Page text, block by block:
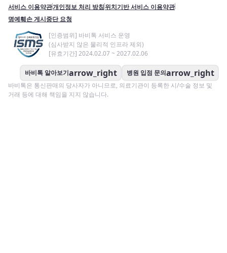
서비스 이용약관개인정보 처리 방침위치기반 서비스 이용약관
명예훼손 게시중단 요청
[인증범위] 바비톡 서비스 운영
(심사받지 않은 물리적 인프라 제외)
[유효기간] 2024.02.07 ~ 2027.02.06
바비톡 알아보기arrow_right 병원 입점 문의arrow_right
바비톡은 통신판매의 당사자가 아니므로, 의료기관이 등록한 시/수술 정보 및
거래 등에 대해 책임을 지지 않습니다.